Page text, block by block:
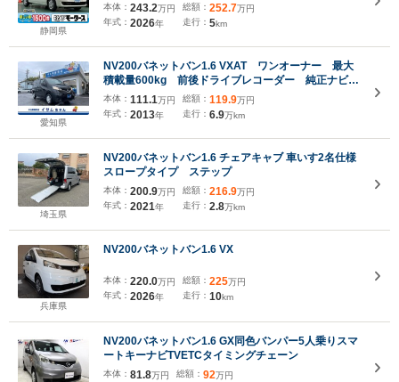
静岡県
本体： 243.2万円
年式： 2026年
総額： 252.7万円
走行： 5km
愛知県
NV200バネットバン1.6 VXAT ワンオーナー 最大
積載量600kg 前後ドライブレコーダー 純正ナビ
Bluetoothオーディオ フルセグTV DVD再生 バッ
クカメラ ETC キーレスエントリー
本体： 111.1万円
年式： 2013年
総額： 119.9万円
走行： 6.9万km
埼玉県
NV200バネットバン1.6 チェアキャブ 車いす2名仕様
スロープタイプ ステップ
本体： 200.9万円
年式： 2021年
総額： 216.9万円
走行： 2.8万km
兵庫県
NV200バネットバン1.6 VX
本体： 220.0万円
年式： 2026年
総額： 225万円
走行： 10km
NV200バネットバン1.6 GX同色バンパー5人乗りスマ
ートキーナビTVETCタイミングチェーン
本体： 81.8万円
総額： 92万円